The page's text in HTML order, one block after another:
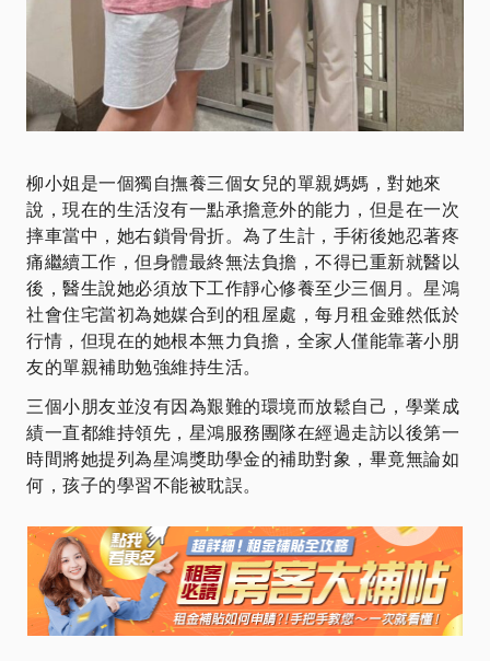
柳小姐是一個獨自撫養三個女兒的單親媽媽，對她來
說，現在的生活沒有一點承擔意外的能力，但是在一次
摔車當中，她右鎖骨骨折。為了生計，手術後她忍著疼
痛繼續工作，但身體最終無法負擔，不得已重新就醫以
後，醫生說她必須放下工作靜心修養至少三個月。星鴻
社會住宅當初為她媒合到的租屋處，每月租金雖然低於
行情，但現在的她根本無力負擔，全家人僅能靠著小朋
友的單親補助勉強維持生活。
三個小朋友並沒有因為艱難的環境而放鬆自己，學業成
績一直都維持領先，星鴻服務團隊在經過走訪以後第一
時間將她提列為星鴻獎助學金的補助對象，畢竟無論如
何，孩子的學習不能被耽誤。